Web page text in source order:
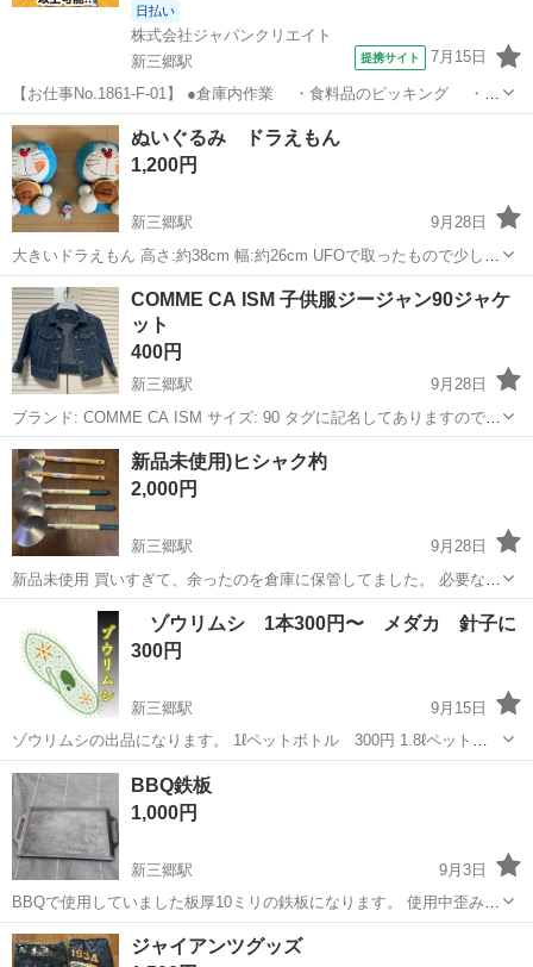
日払い
株式会社ジャパンクリエイト
新三郷駅
提携サイト 7月15日
【お仕事No.1861-F-01】 ●倉庫内作業 ・食料品のピッキング ・入
出庫 ・フォークリフト作業 ・その他付随する業務 ※主にカレー
やシチューなどのルウやレトルト商材を取り扱います。 ※ピッキング
の際に、1...
埼玉 三郷市 新三郷駅 仕分け
ぬいぐるみ ドラえもん
1,200円
新三郷駅
9月28日
大きいドラえもん 高さ:約38cm 幅:約26cm UFOで取ったもので少し家
で飾ってたので、 洗濯しました。 (光の関係で2個の色が違う様に見え
ますが、同じです。) 小さいドラえもんはオマケだと思って下さい。
小さいド...
埼玉 三郷市 その他 ドラえもん
COMME CA ISM 子供服ジージャン90ジャケ
ット
400円
新三郷駅
9月28日
ブランド: COMME CA ISM サイズ: 90 タグに記名してありますので、
消してからお渡しします。 【ブランドの特徴】 COMME CA ISMは、
シンプルで洗練されたデザインが特徴のブランドです。 【サイズと
フ...
埼玉 三郷市 新三郷駅 ジージャン
新品未使用)ヒシャク杓
2,000円
新三郷駅
9月28日
新品未使用 買いすぎて、余ったのを倉庫に保管してました。 必要な方
にお安くお譲り致します。 購入金額:5個で7500円-8000円ほど。 倉庫
での保管だったので、細かい傷、汚れなどあります。 気になる方はご
遠慮下さい。 ...
三郷市 新三郷駅 その他 譲り
ゾウリムシ 1本300円〜 メダカ 針子に
300円
新三郷駅
9月15日
ゾウリムシの出品になります。 1ℓペットボトル 300円 1.8ℓペットボ
トル 500円 酸欠防止のため7分目くらいでの、お渡しになります。
三郷市からになります。 気になる事などありました、メッセージから
でもよろし...
埼玉 三郷市 新三郷駅
BBQ鉄板
1,000円
新三郷駅
9月3日
BBQで使用していました板厚10ミリの鉄板になります。 使用中歪みも
なく安定感があり使いやすく重量感あります。
埼玉 三郷市 新三郷駅 その他
ジャイアンツグッズ